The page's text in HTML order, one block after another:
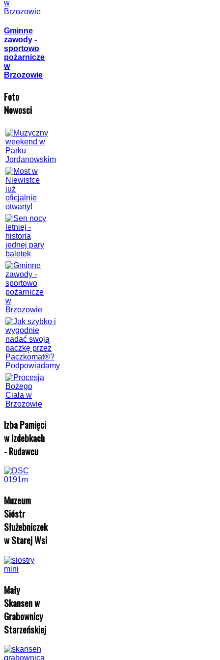
Gminne
zawody -
sportowo
pożarnicze
w
Brzozowie
Foto
Nowosci
Izba Pamięci
w Izdebkach
- Rudawcu
Muzeum
Sióstr
Służebniczek
w Starej Wsi
Mały
Skansen w
Grabownicy
Starzeńskiej